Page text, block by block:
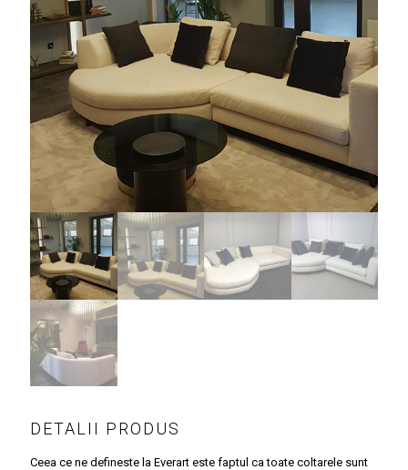
DETALII PRODUS
Ceea ce ne defineste la Everart este faptul ca toate coltarele sunt